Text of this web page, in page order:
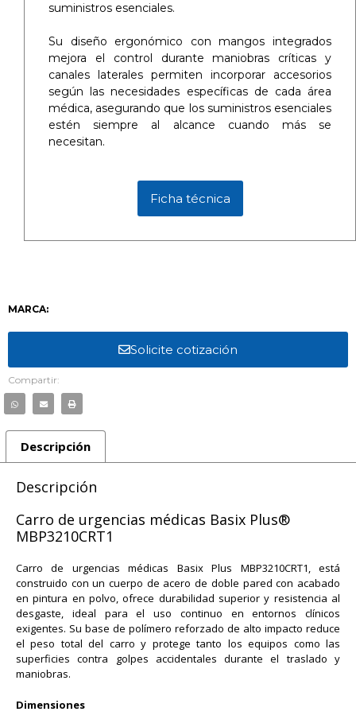
suministros esenciales.
Su diseño ergonómico con mangos integrados
mejora el control durante maniobras críticas y
canales laterales permiten incorporar accesorios
según las necesidades específicas de cada área
médica, asegurando que los suministros esenciales
estén siempre al alcance cuando más se
necesitan.
Ficha técnica
MARCA:
Solicite cotización
Compartir:
Descripción
Descripción
Carro de urgencias médicas Basix Plus®
MBP3210CRT1
Carro de urgencias médicas Basix Plus MBP3210CRT1, está
construido con un cuerpo de acero de doble pared con acabado
en pintura en polvo, ofrece durabilidad superior y resistencia al
desgaste, ideal para el uso continuo en entornos clínicos
exigentes. Su base de polímero reforzado de alto impacto reduce
el peso total del carro y protege tanto los equipos como las
superficies contra golpes accidentales durante el traslado y
maniobras.
Dimensiones